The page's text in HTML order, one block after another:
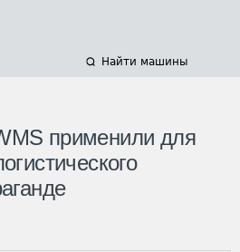
Найти машины
применили для